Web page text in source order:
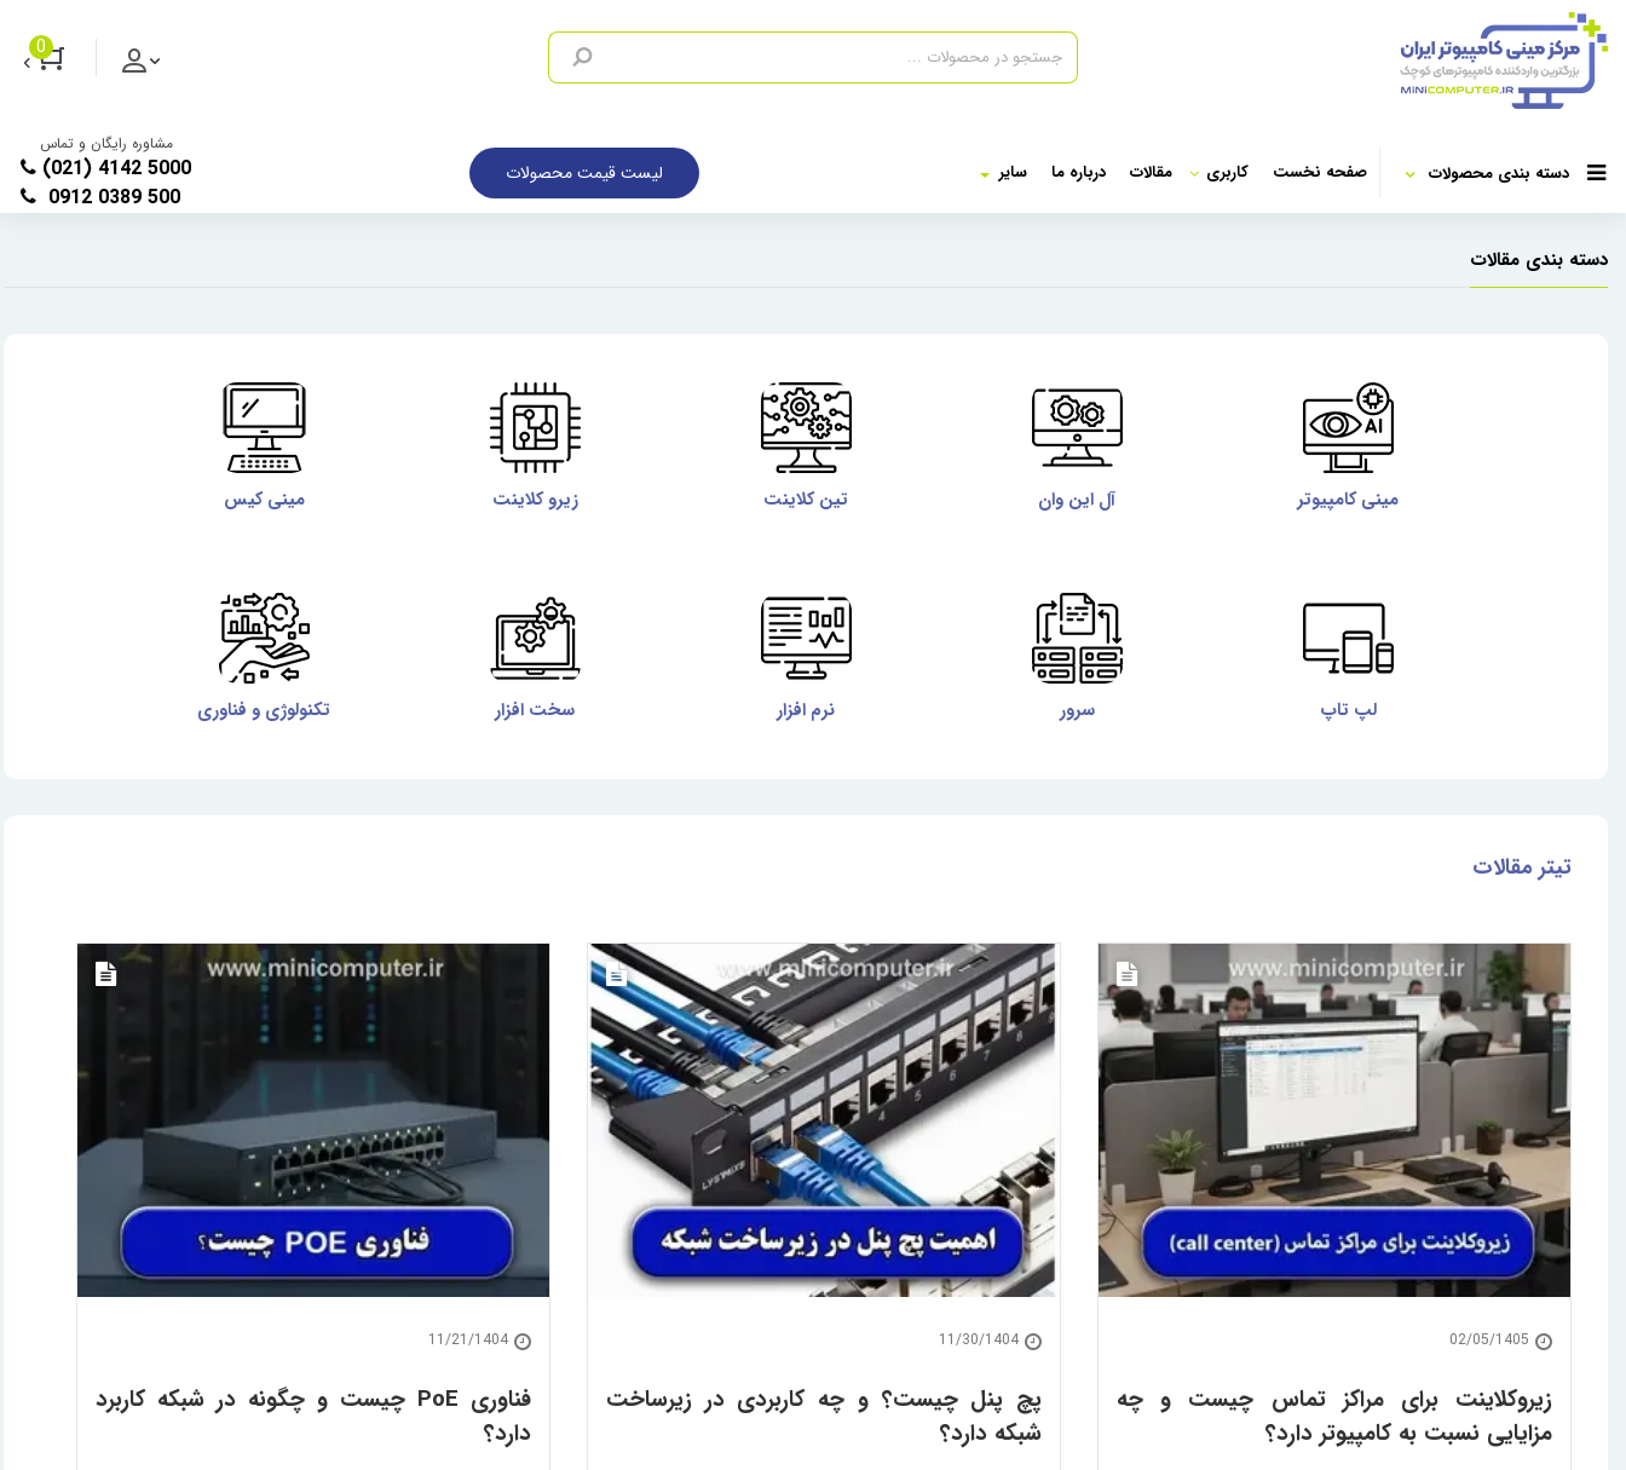
0
دسته بندی محصولات صفحه نخست کاربری مقالات درباره ما سایر لیست قیمت محصولات
مشاوره رایگان و تماس
(021) 4142 5000
0912 0389 500
دسته بندی مقالات
مینی کامپیوتر آل این وان تین کلاینت زیرو کلاینت مینی کیس
لپ تاپ سرور نرم افزار سخت افزار تکنولوژی و فناوری
تیتر مقالات
02/05/1405
زیروکلاینت برای مراکز تماس چیست و چه
مزایایی نسبت به کامپیوتر دارد؟
11/30/1404
پچ پنل چیست؟ و چه کاربردی در زیرساخت
شبکه دارد؟
11/21/1404
فناوری PoE چیست و چگونه در شبکه کاربرد
دارد؟